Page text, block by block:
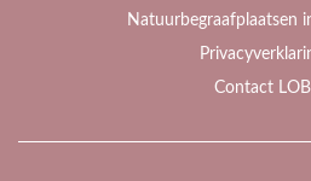
Natuurbegraafplaatsen
Contact LOB